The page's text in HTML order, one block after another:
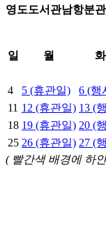
영도도서관남항분관
일
월 화
4
5 (휴관일) 6 (행
11 12 (휴관일) 13 (
18 19 (휴관일) 20 (
25 26 (휴관일) 27 (
( 빨간색 배경에 하